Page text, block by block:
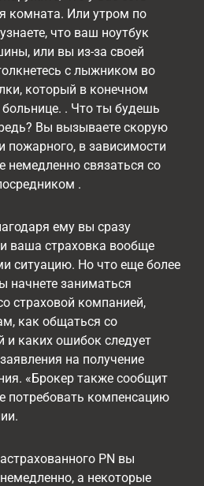
комната. Или утром по
что ваш ноутбук
или вы из-за своей
с лыжником во
который в конечном
больнице. . Что ты будешь
Вы вызываете скорую
в зависимости
немедленно связаться со
.
ему вы сразу
ваша страховка вообще
ситуацию. Но что еще более
начнете заниматься
страховой компанией,
как общаться со
и каких ошибок следует
на получение
«Брокер также сообщит
потребовать компенсацию
PN вы
а некоторые